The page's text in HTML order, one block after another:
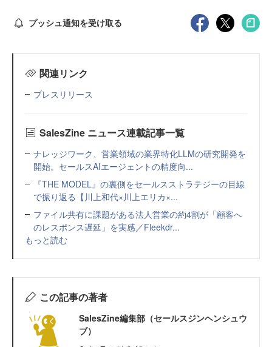
プッシュ通知を受け取る
関連リンク
プレスリリース
SalesZine ニュース連載記事一覧
ナレッジワーク、営業領域の業界特化LLMの研究開発を
開始。セールスAIエージェントの精度向...
『THE MODEL』の裏側をセールスストラテジーの目線
で振り返る【川上和代×川上エリカ×...
ファイル共有に課題がある法人営業の約4割が「顧客へ
のレスポンス遅延」を実感／Fleekdr...
もっと読む
この記事の著者
SalesZine編集部（セールスジンヘンシュウ
ブ）